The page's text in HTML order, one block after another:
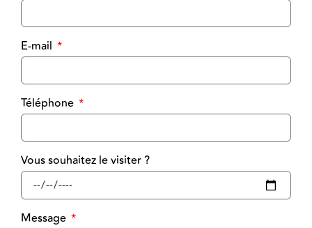
E-mail
Téléphone
Vous souhaitez le visiter ?
Message